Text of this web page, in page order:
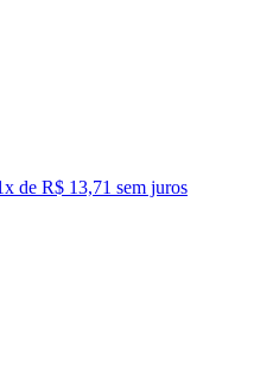
x de R$ 13,71 sem juros